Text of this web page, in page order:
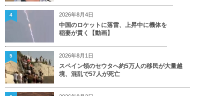
2026年8月4日
中国のロケットに落雷、上昇中に機体を
稲妻が貫く【動画】
4
2026年8月1日
スペイン領のセウタへ約5万人の移民が大量越
境、混乱で57人が死亡
5